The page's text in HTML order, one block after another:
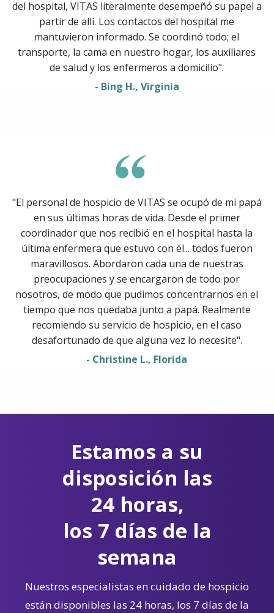
del hospital, VITAS literalmente desempeñó su papel a
partir de allí. Los contactos del hospital me
mantuvieron informado. Se coordinó todo; el
transporte, la cama en nuestro hogar, los auxiliares
de salud y los enfermeros a domicilio".
- Bing H., Virginia
"El personal de hospicio de VITAS se ocupó de mi papá
en sus últimas horas de vida. Desde el primer
coordinador que nos recibió en el hospital hasta la
última enfermera que estuvo con él... todos fueron
maravillosos. Abordaron cada una de nuestras
preocupaciones y se encargaron de todo por
nosotros, de modo que pudimos concentrarnos en el
tiempo que nos quedaba junto a papá. Realmente
recomiendo su servicio de hospicio, en el caso
desafortunado de que alguna vez lo necesite".
- Christine L., Florida
Estamos a su
disposición las
24 horas,
los 7 días de la
semana
Nuestros especialistas en cuidado de hospicio
están disponibles las 24 horas, los 7 días de la